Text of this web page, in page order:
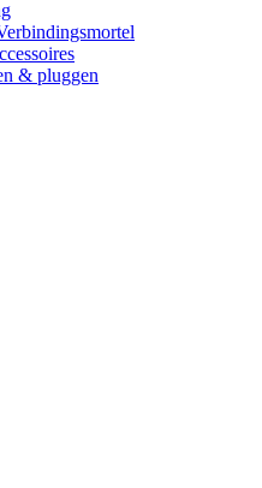
& pluggen